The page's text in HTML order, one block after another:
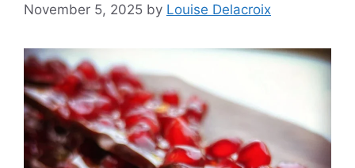
November 5, 2025 by Louise Delacroix